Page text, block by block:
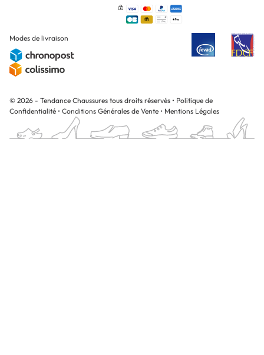
Modes de livraison
© 2026 - Tendance Chaussures tous droits réservés • Politique de
Confidentialité • Conditions Générales de Vente • Mentions Légales